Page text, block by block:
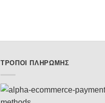
ΤΡΌΠΟΙ ΠΛΗΡΩΜΉΣ